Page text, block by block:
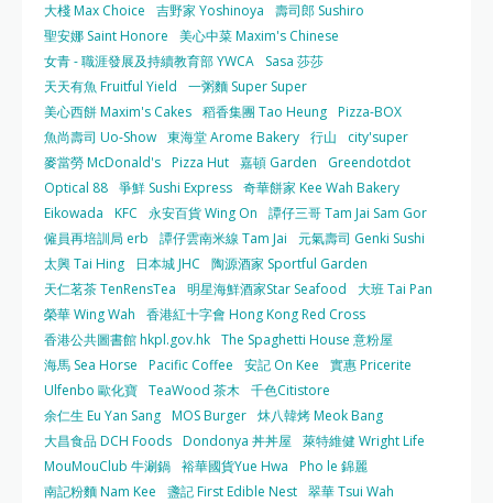
大棧 Max Choice
吉野家 Yoshinoya
壽司郎 Sushiro
聖安娜 Saint Honore
美心中菜 Maxim's Chinese
女青 - 職涯發展及持續教育部 YWCA
Sasa 莎莎
天天有魚 Fruitful Yield
一粥麵 Super Super
美心西餅 Maxim's Cakes 稻香集團 Tao Heung Pizza-BOX
魚尚壽司 Uo-Show 東海堂 Arome Bakery 行山
city'super
麥當勞 McDonald's Pizza Hut 嘉頓 Garden
Greendotdot
Optical 88 爭鮮 Sushi Express 奇華餅家 Kee Wah Bakery
Eikowada
KFC 永安百貨 Wing On
譚仔三哥 Tam Jai Sam Gor
僱員再培訓局 erb
譚仔雲南米線 Tam Jai
元氣壽司 Genki Sushi
太興 Tai Hing
日本城 JHC
陶源酒家 Sportful Garden
天仁茗茶 TenRensTea
明星海鮮酒家Star Seafood
大班 Tai Pan
榮華 Wing Wah
香港紅十字會 Hong Kong Red Cross
香港公共圖書館 hkpl.gov.hk The Spaghetti House 意粉屋
海馬 Sea Horse
Pacific Coffee 安記 On Kee
實惠 Pricerite
Ulfenbo 歐化寶 TeaWood 茶木 千色Citistore
余仁生 Eu Yan Sang MOS Burger 炑八韓烤 Meok Bang
大昌食品 DCH Foods Dondonya 丼丼屋
萊特維健 Wright Life
MouMouClub 牛涮鍋 裕華國貨Yue Hwa
Pho le 錦麗
南記粉麵 Nam Kee
盞記 First Edible Nest 翠華 Tsui Wah